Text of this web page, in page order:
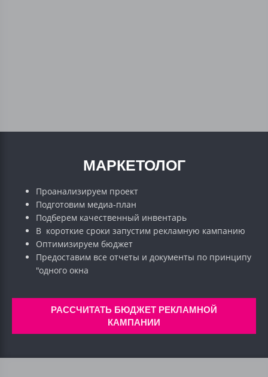
МАРКЕТОЛОГ
Проанализируем проект
Подготовим медиа-план
Подберем качественный инвентарь
В короткие сроки запустим рекламную кампанию
Оптимизируем бюджет
Предоставим все отчеты и документы по принципу
"одного окна
РАССЧИТАТЬ БЮДЖЕТ РЕКЛАМНОЙ
КАМПАНИИ